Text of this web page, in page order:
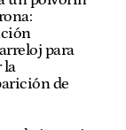
para
la
de